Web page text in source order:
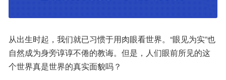
从出生时起，我们就已习惯于用肉眼看世界。“眼见为实”也
自然成为身旁谆谆不倦的教诲。但是，人们眼前所见的这
个世界真是世界的真实面貌吗？